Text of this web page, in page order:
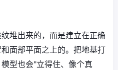
堆出来的，而是建立在正确
面部平面之上的。把地基打
型也会"立得住、像个真